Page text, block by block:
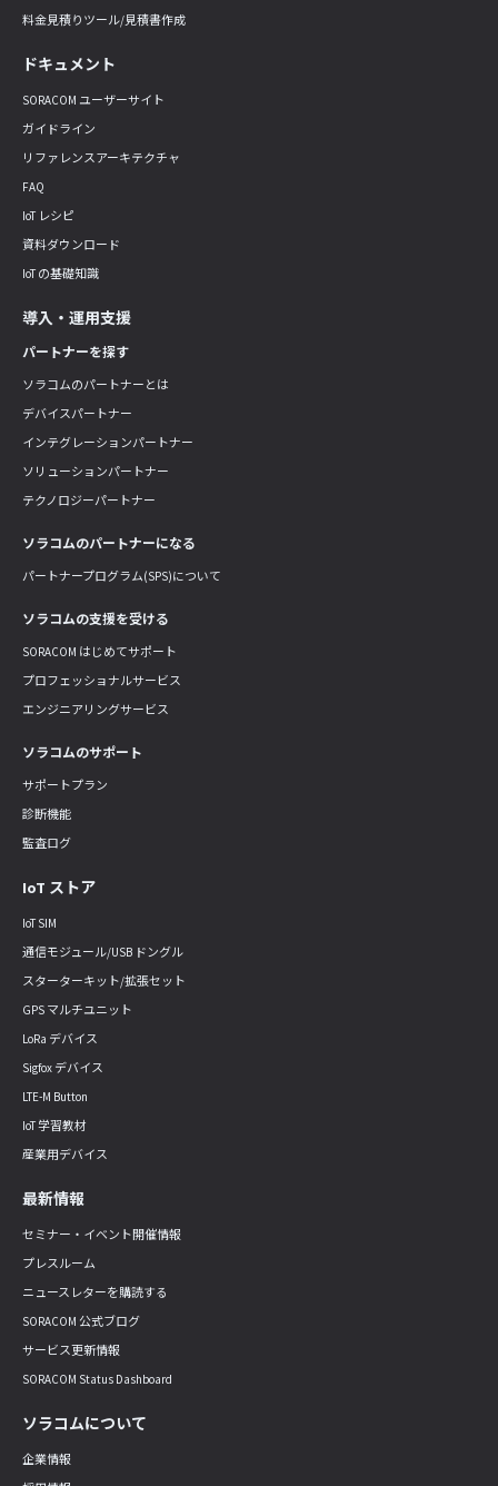
料金見積りツール/見積書作成
ドキュメント
SORACOM ユーザーサイト
ガイドライン
リファレンスアーキテクチャ
FAQ
IoT レシピ
資料ダウンロード
IoT の基礎知識
導入・運用支援
パートナーを探す
ソラコムのパートナーとは
デバイスパートナー
インテグレーションパートナー
ソリューションパートナー
テクノロジーパートナー
ソラコムのパートナーになる
パートナープログラム(SPS)について
ソラコムの支援を受ける
SORACOM はじめてサポート
プロフェッショナルサービス
エンジニアリングサービス
ソラコムのサポート
サポートプラン
診断機能
監査ログ
IoT ストア
IoT SIM
通信モジュール/USB ドングル
スターターキット/拡張セット
GPS マルチユニット
LoRa デバイス
Sigfox デバイス
LTE-M Button
IoT 学習教材
産業用デバイス
最新情報
セミナー・イベント開催情報
プレスルーム
ニュースレターを購読する
SORACOM 公式ブログ
サービス更新情報
SORACOM Status Dashboard
ソラコムについて
企業情報